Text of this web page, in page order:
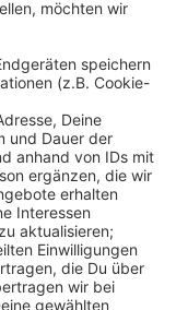
es im Radio das
Wetter legt
spielen für